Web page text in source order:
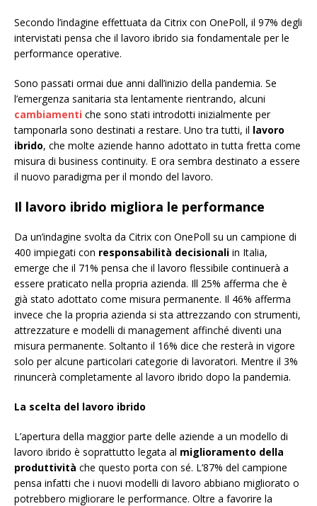
Secondo l’indagine effettuata da Citrix con OnePoll, il 97% degli
intervistati pensa che il lavoro ibrido sia fondamentale per le
performance operative.
Sono passati ormai due anni dall’inizio della pandemia. Se
l’emergenza sanitaria sta lentamente rientrando, alcuni
cambiamenti che sono stati introdotti inizialmente per
tamponarla sono destinati a restare. Uno tra tutti, il lavoro
ibrido, che molte aziende hanno adottato in tutta fretta come
misura di business continuity. E ora sembra destinato a essere
il nuovo paradigma per il mondo del lavoro.
Il lavoro ibrido migliora le performance
Da un’indagine svolta da Citrix con OnePoll su un campione di
400 impiegati con responsabilità decisionali in Italia,
emerge che il 71% pensa che il lavoro flessibile continuerà a
essere praticato nella propria azienda. Ill 25% afferma che è
già stato adottato come misura permanente. Il 46% afferma
invece che la propria azienda si sta attrezzando con strumenti,
attrezzature e modelli di management affinché diventi una
misura permanente. Soltanto il 16% dice che resterà in vigore
solo per alcune particolari categorie di lavoratori. Mentre il 3%
rinuncerà completamente al lavoro ibrido dopo la pandemia.
La scelta del lavoro ibrido
L’apertura della maggior parte delle aziende a un modello di
lavoro ibrido è soprattutto legata al miglioramento della
produttività che questo porta con sé. L’87% del campione
pensa infatti che i nuovi modelli di lavoro abbiano migliorato o
potrebbero migliorare le performance. Oltre a favorire la